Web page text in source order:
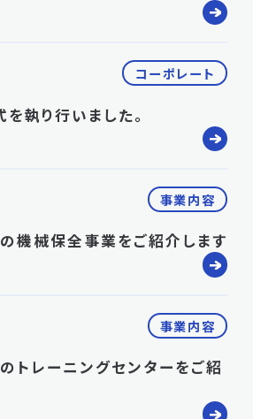
コーポレート
執り行いました。
事業内容
の機械保全事業をご紹介します
事業内容
トレーニングセンターをご紹